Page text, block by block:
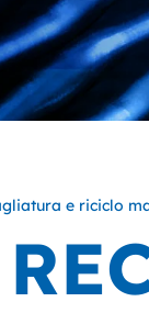
e riciclo